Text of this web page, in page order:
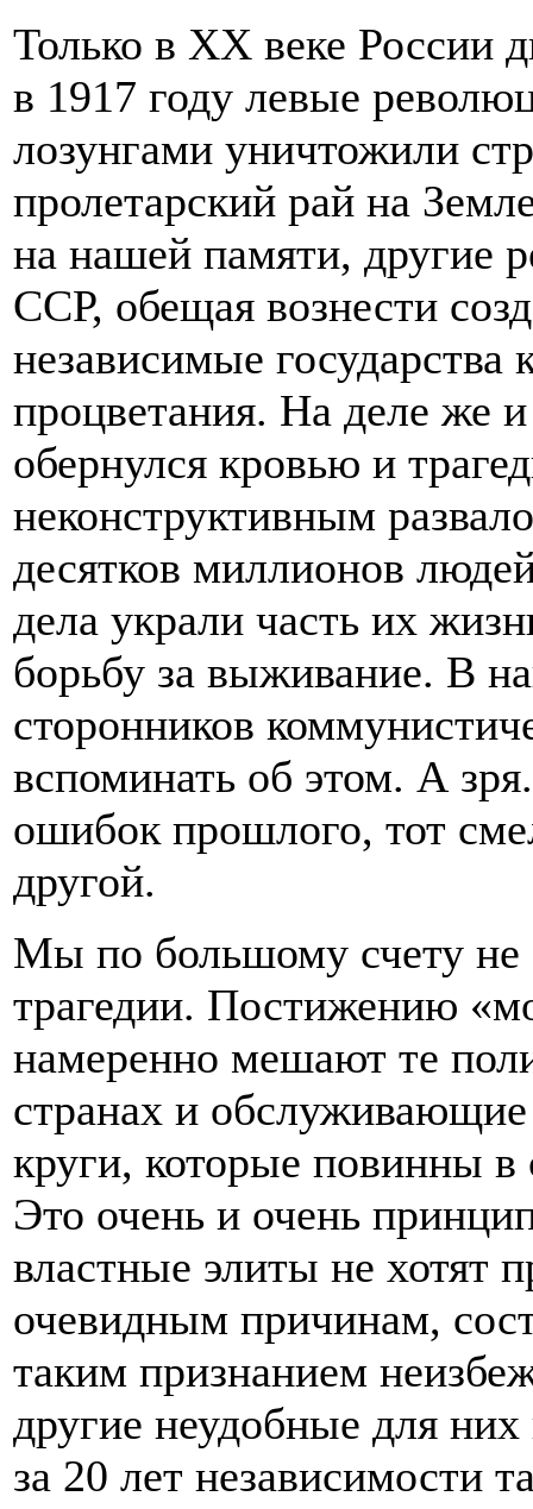
Только в ХХ веке России
в 1917 году левые
лозунгами уничтожили
пролетарский рай на
на нашей памяти, другие
ССР, обещая вознести
независимые
процветания. На деле же
обернулся кровью и
неконструктивным
десятков миллионов
дела украли часть их
борьбу за выживание. В
сторонников
вспоминать об этом. А
ошибок прошлого, тот
другой.
Мы по большому счету не
трагедии. Постижению
намеренно мешают те
странах и
круги, которые повинны в
Это очень и очень
властные элиты не хотят
очевидным причинам,
таким признанием
другие неудобные для
за 20 лет независимости